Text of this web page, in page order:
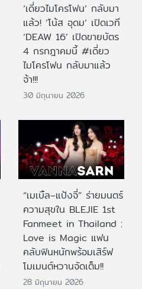
‘เดี่ยวไมโครโฟน’ กลับมา
แล้ว! ‘โน้ส อุดม’ เปิดเวที
‘DEAW 16’ เปิดขายบัตร
4 กรกฎาคมนี้ #เดี่ยว
ไมโครโฟน กลับมาแล้ว
จ้า!!!
30 มิถุนายน 2026
“เมเบิ้ล–แป้งจี่” ร่ายมนตร์
ความสุขใน BLEJIE 1st
Fanmeet in Thailand :
Love is Magic แฟน
คลับฟินหนักพร้อมเสิร์ฟ
โมเมนต์หวานจัดเต็ม!!
28 มิถุนายน 2026